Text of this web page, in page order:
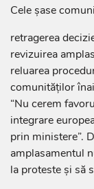
Cele șase
retragerea
revizuirea
reluarea
comunităților
“Nu cerem
integrare
prin ministere”.
amplasamentul
la proteste și să